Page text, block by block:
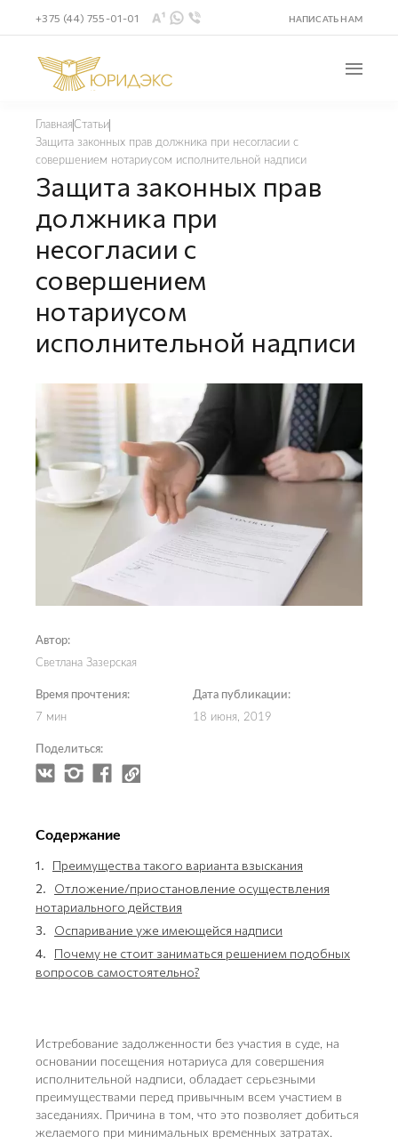
НАПИСАТЬ НАМ
+375 (44) 755-01-01
ГлавнаяСтатьи
Защита законных прав должника при несогласии с
совершением нотариусом исполнительной надписи
Защита законных прав
должника при
несогласии с
совершением
нотариусом
исполнительной надписи
Время прочтения:
7 мин
Автор:
Светлана Зазерская
Дата публикации:
18 июня, 2019
Поделиться:
Содержание
1.
Преимущества такого варианта взыскания
2.
Отложение/приостановление осуществления
нотариального действия
3.
Оспаривание уже имеющейся надписи
4.
Почему не стоит заниматься решением подобных
вопросов самостоятельно?
Истребование задолженности без участия в суде, на
основании посещения нотариуса для совершения
исполнительной надписи, обладает серьезными
преимуществами перед привычным всем участием в
заседаниях. Причина в том, что это позволяет добиться
желаемого при минимальных временных затратах.